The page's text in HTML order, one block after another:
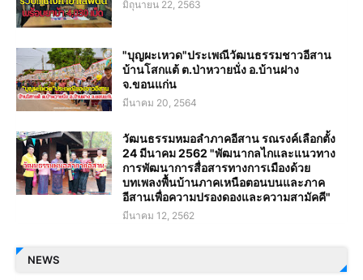
มิถุนายน 22, 2563
"บุญผะเหวด"ประเพณีวัฒนธรรมชาวอีสาน
บ้านโสกแต้ ต.ป่าหวายนั่ง อ.บ้านฝาง
จ.ขอนแก่น
มีนาคม 20, 2564
วัฒนธรรมหมอลำภาคอีสาน รณรงค์เลือกตั้ง
24 มีนาคม 2562 "พัฒนากลไกและแนวทาง
การพัฒนาการสื่อสารทางการเมืองด้วย
บทเพลงพื้นบ้านภาคเหนือตอนบนและภาค
อีสานเพื่อความปรองดองและความสามัคคี"
มีนาคม 12, 2562
NEWS